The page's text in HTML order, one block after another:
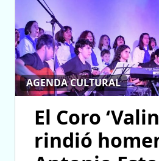
AGENDA CULTURAL
El Coro
rindió